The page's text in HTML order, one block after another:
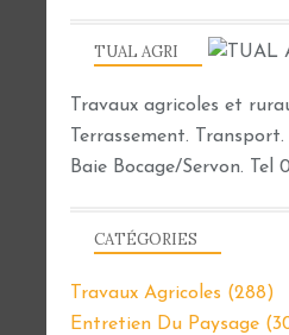
TUAL AGRI
Travaux agricoles et
Terrassement.
Baie Bocage/Servon. Tel
CATÉGORIES
Travaux Agricoles (288)
Entretien Du Paysage